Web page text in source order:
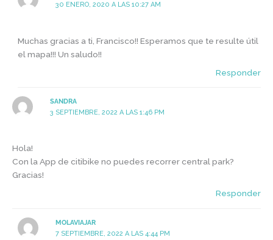
30 ENERO, 2020 A LAS 10:27 AM
Muchas gracias a ti, Francisco!! Esperamos que te resulte útil
el mapa!!! Un saludo!!
Responder
SANDRA
3 SEPTIEMBRE, 2022 A LAS 1:46 PM
Hola!
Con la App de citibike no puedes recorrer central park?
Gracias!
Responder
MOLAVIAJAR
7 SEPTIEMBRE, 2022 A LAS 4:44 PM